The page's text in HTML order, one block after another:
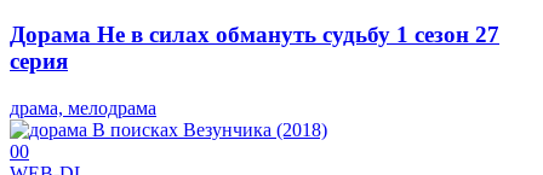
Дорама Не в силах обмануть судьбу 1 сезон 27
серия
драма, мелодрама
00